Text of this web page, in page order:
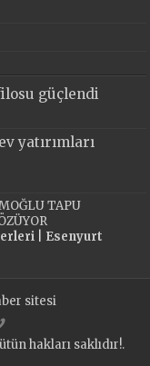
güçlendi
yatırımları
TAPU
| Esenyurt
sitesi
hakları saklıdır!.